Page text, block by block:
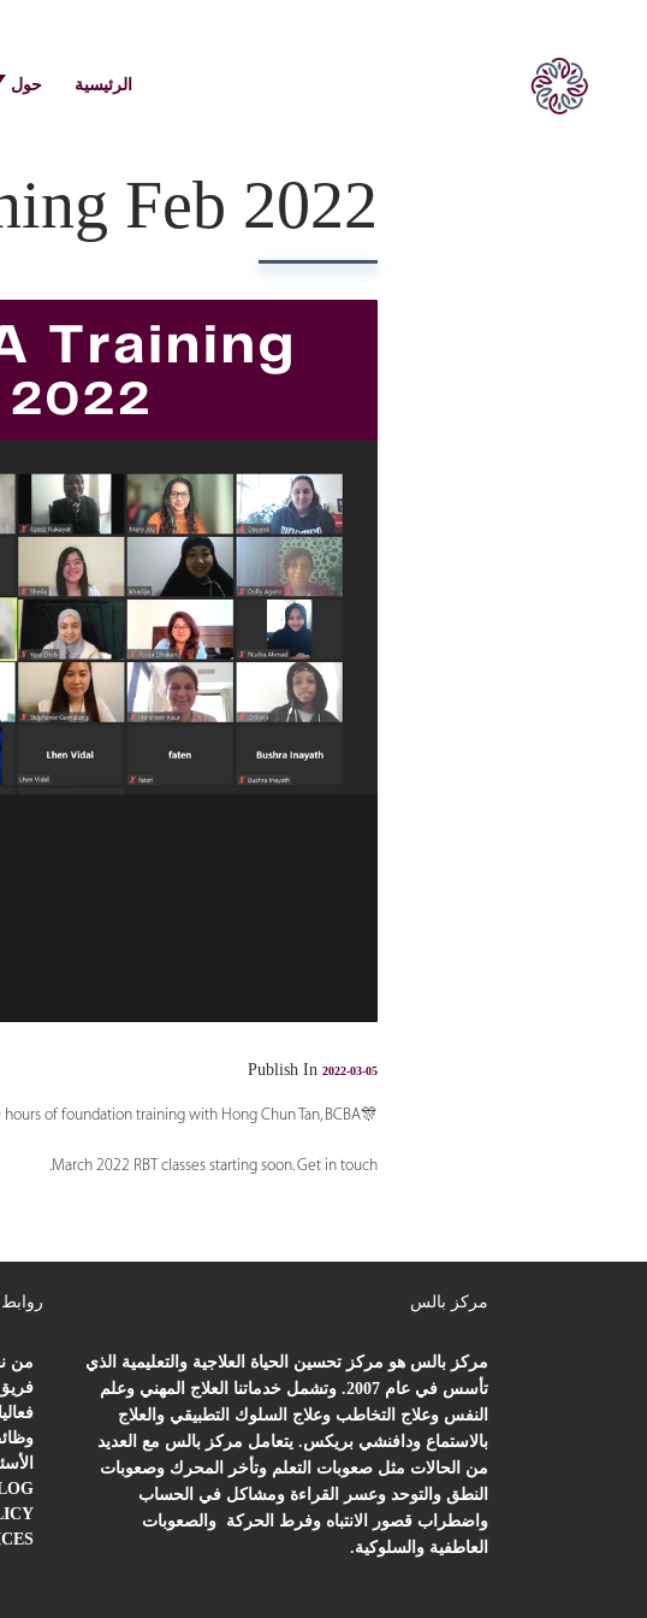
الرئيسية حول
Feb 2022
Publish In 2022-03-05
🎊Congratulations to our ABA training participants for completing their 20 hours of foundation training with Hong Chun Tan, BCBA.
March 2022 RBT classes starting soon. Get in touch.
مركز بالس
مركز بالس هو مركز تحسين الحياة العلاجية والتعليمية الذي
تأسس في عام 2007. وتشمل خدماتنا العلاج المهني وعلم
النفس وعلاج التخاطب وعلاج السلوك التطبيقي والعلاج
بالاستماع ودافنشي بريكس. يتعامل مركز بالس مع العديد
من الحالات مثل صعوبات التعلم وتأخر المحرك وصعوبات
النطق والتوحد وعسر القراءة ومشاكل في الحساب
واضطراب قصور الانتباه وفرط الحركة والصعوبات
العاطفية والسلوكية.
من